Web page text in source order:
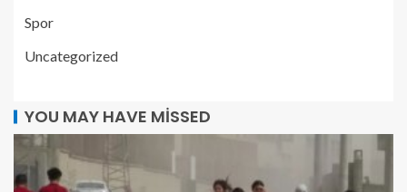
Spor
Uncategorized
YOU MAY HAVE MISSED